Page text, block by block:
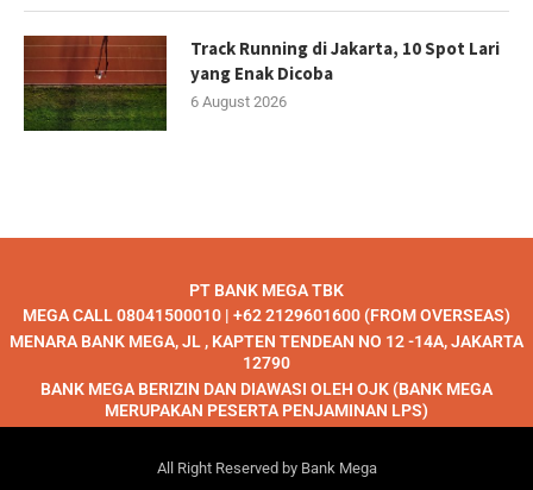
Track Running di Jakarta, 10 Spot Lari
yang Enak Dicoba
6 August 2026
PT BANK MEGA TBK
MEGA CALL 08041500010 | +62 2129601600 (FROM OVERSEAS)
MENARA BANK MEGA, JL , KAPTEN TENDEAN NO 12 -14A, JAKARTA
12790
BANK MEGA BERIZIN DAN DIAWASI OLEH OJK (BANK MEGA
MERUPAKAN PESERTA PENJAMINAN LPS)
All Right Reserved by Bank Mega